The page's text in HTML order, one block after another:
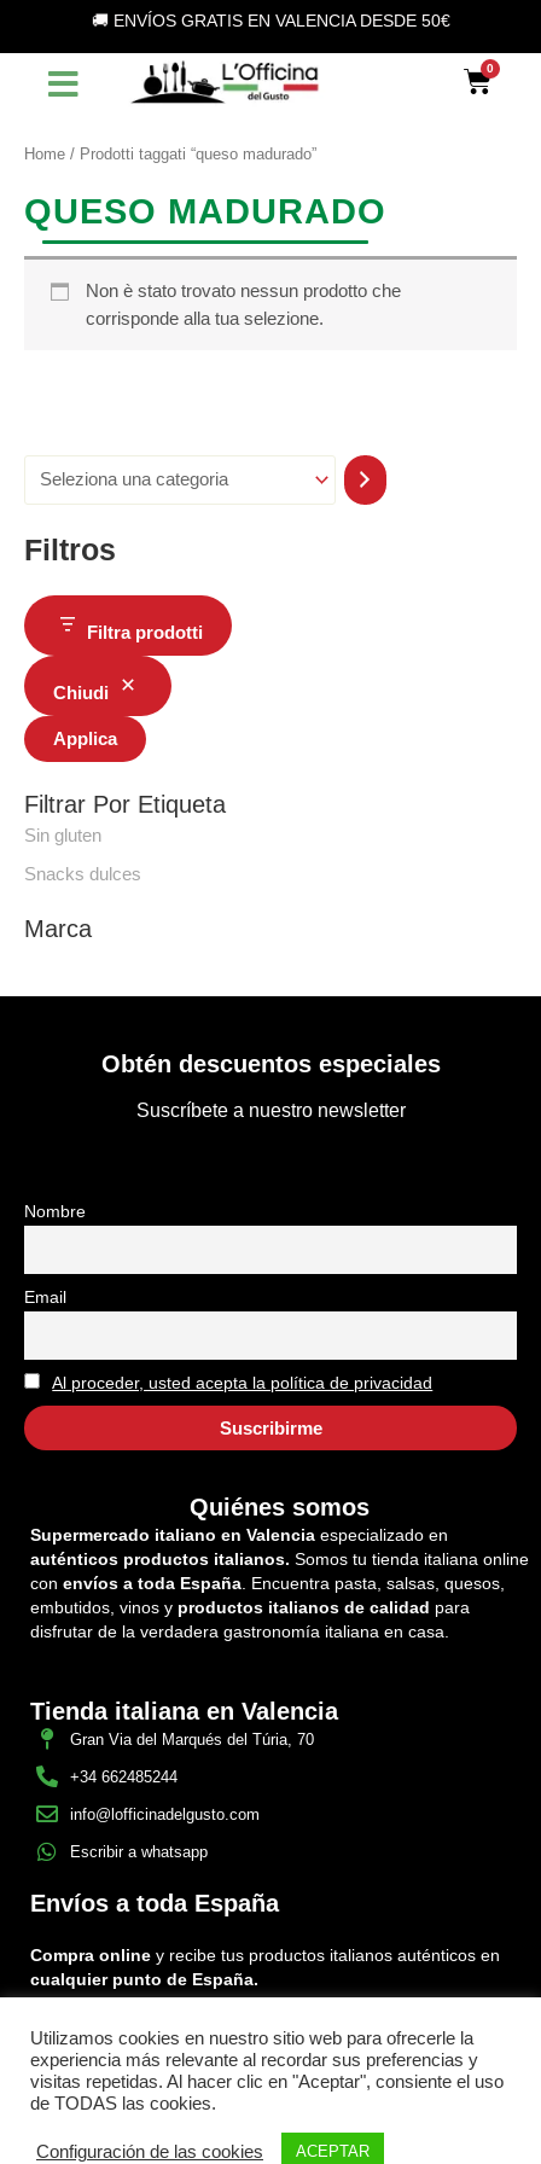
contenuto
🚚 ENVÍOS GRATIS EN VALENCIA DESDE 50€
l
o
u
a
Filtros
Filtra prodotti
Chiudi
Applica
Filtrar Por Etiqueta
Sin gluten
Snacks dulces
Marca
Home / Prodotti taggati “queso madurado”
QUESO MADURADO
Non è stato trovato nessun prodotto che
corrisponde alla tua selezione.
Obtén descuentos especiales
Suscríbete a nuestro newsletter
Nombre
Email
Al proceder, usted acepta la política de privacidad
Quiénes somos
Supermercado italiano en Valencia especializado en
auténticos productos italianos. Somos tu tienda italiana online
con envíos a toda España. Encuentra pasta, salsas, quesos,
embutidos, vinos y productos italianos de calidad para
disfrutar de la verdadera gastronomía italiana en casa.
Tienda italiana en Valencia
Gran Via del Marqués del Túria, 70
+34 662485244
info@lofficinadelgusto.com
Escribir a whatsapp
Envíos a toda España
Compra online y recibe tus productos italianos auténticos en
cualquier punto de España.
Encuéntranos en:
FacebookInstagram
Tiktok
Menu
Utilizamos cookies en nuestro sitio web para ofrecerle la
experiencia más relevante al recordar sus preferencias y
visitas repetidas. Al hacer clic en "Aceptar", consiente el uso
de TODAS las cookies.
Configuración de las cookies ACEPTAR